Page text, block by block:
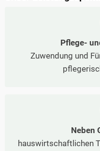
Pflege-
Zuwendung und
Neben
hauswirtschaftlichen